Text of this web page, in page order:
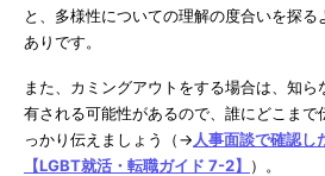
と、多様性についての理解の度合いを探る
ありです。
また、カミングアウトをする場合は、知
有される可能性があるので、誰にどこまで
っかり伝えましょう（→ 人事面談で確認し
【LGBT就活・転職ガイド 7-2】
）。